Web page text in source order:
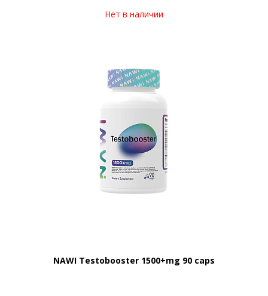
Нет в наличии
NAWI Testobooster 1500+mg 90 caps